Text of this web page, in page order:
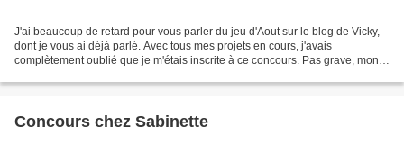
J'ai beaucoup de retard pour vous parler du jeu d'Aout sur le blog de Vicky,
dont je vous ai déjà parlé. Avec tous mes projets en cours, j'avais
complètement oublié que je m'étais inscrite à ce concours. Pas grave, mon
Concours chez Sabinette